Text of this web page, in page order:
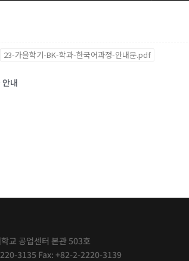
23-가을학기-BK-학과-한국어과정-안내문.pdf
내
교 공업센터 본관 503호
3135 Fax: +82-2-2220-3139